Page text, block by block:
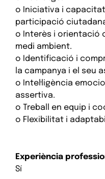
o Iniciativa i
participació
o Interès i orientació
medi ambient.
o Identificació i
la campanya i el seu
o Intel·ligència
assertiva.
o Treball en equip i
o Flexibilitat i
Experiència
Sí